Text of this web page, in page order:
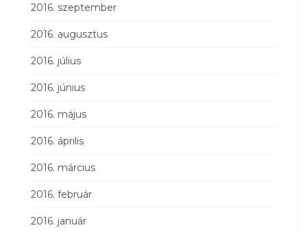
2016. szeptember
2016. augusztus
2016. július
2016. június
2016. május
2016. április
2016. március
2016. február
2016. január